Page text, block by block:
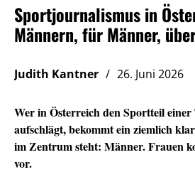
Sportjournalismus in
Männern, für Männer,
Judith Kantner 26. Juni 2026
Wer in Österreich den Sportteil einer
aufschlägt, bekommt ein ziemlich
im Zentrum steht: Männer. Frauen
vor.